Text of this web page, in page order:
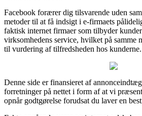
Facebook forærer dig tilsvarende uden
metoder til at få indsigt i e-firmaets
faktisk internet firmaer som tilbyder
virksomhedens service, hvilket på samme
til vurdering af tilfredsheden hos kunderne.
Denne side er finansieret af
forretninger på nettet i form af at vi
opnår godtgørelse forudsat du laver en